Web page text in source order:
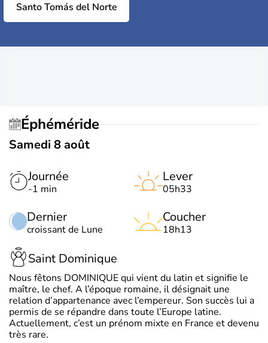
Santo Tomás del Norte
Éphéméride
Samedi 8 août
Journée
-1 min
Dernier
croissant de Lune
Lever
05h33
Coucher
18h13
Saint Dominique
Nous fêtons DOMINIQUE qui vient du latin et signifie le
maître, le chef. A l’époque romaine, il désignait une
relation d’appartenance avec l’empereur. Son succès lui a
permis de se répandre dans toute l’Europe latine.
Actuellement, c’est un prénom mixte en France et devenu
très rare.